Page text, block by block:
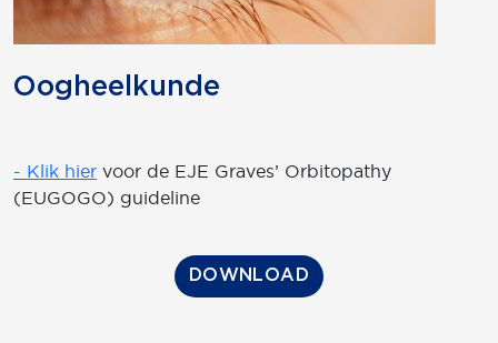
Oogheelkunde
- Klik hier voor de EJE Graves’ Orbitopathy
(EUGOGO) guideline
DOWNLOAD